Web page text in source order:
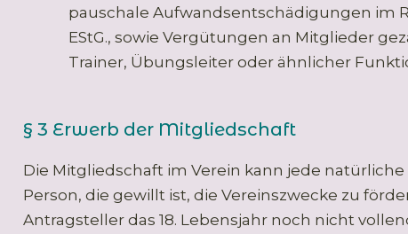
pauschale Aufwandsentschädigungen im
EStG., sowie Vergütungen an Mitglieder
Trainer, Übungsleiter oder ähnlicher
§ 3 Erwerb der Mitgliedschaft
Die Mitgliedschaft im Verein kann jede
Person, die gewillt ist, die Vereinszwecke zu
Antragsteller das 18. Lebensjahr noch nicht